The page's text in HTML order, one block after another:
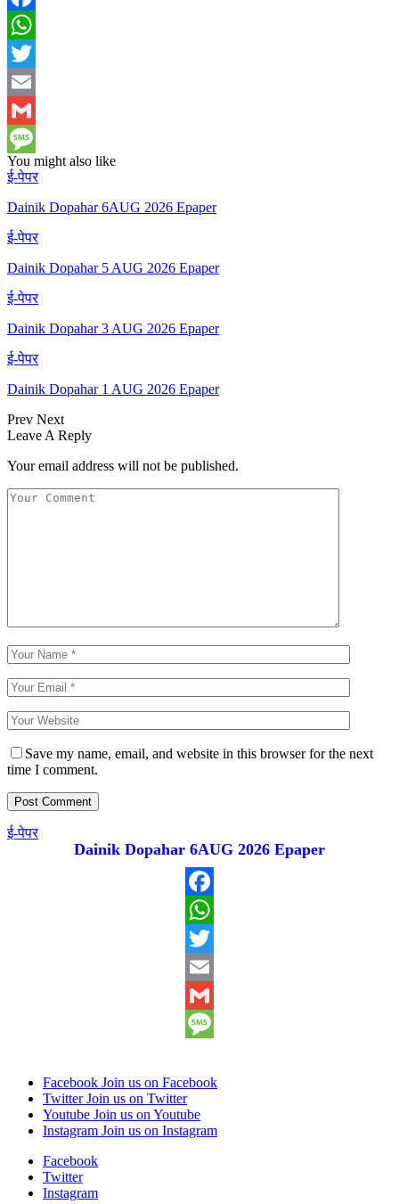
Facebook
WhatsApp
Twitter
Email
Gmail
Message
You might also like
ई-पेपर
Dainik Dopahar 6AUG 2026 Epaper
ई-पेपर
Dainik Dopahar 5 AUG 2026 Epaper
ई-पेपर
Dainik Dopahar 3 AUG 2026 Epaper
ई-पेपर
Dainik Dopahar 1 AUG 2026 Epaper
Prev Next
Leave A Reply
Your email address will not be published.
Save my name, email, and website in this browser for the next
time I comment.
ई-पेपर
Dainik Dopahar 6AUG 2026 Epaper
Facebook
WhatsApp
Twitter
Email
Gmail
Facebook Join us on Facebook
Twitter Join us on Twitter
Youtube Join us on Youtube
Instagram Join us on Instagram
Facebook
Twitter
Instagram